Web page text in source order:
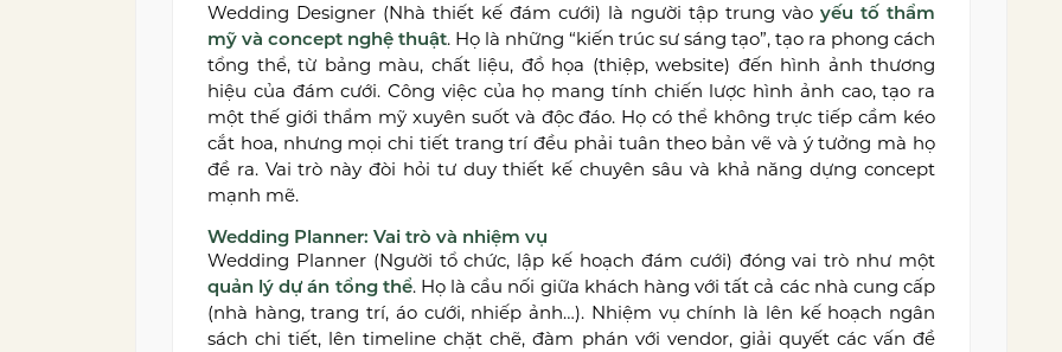
Wedding Designer (Nhà thiết kế đám cưới) là người tập trung vào yếu tố thẩm
mỹ và concept nghệ thuật. Họ là những “kiến trúc sư sáng tạo”, tạo ra phong cách
tổng thể, từ bảng màu, chất liệu, đồ họa (thiệp, website) đến hình ảnh thương
hiệu của đám cưới. Công việc của họ mang tính chiến lược hình ảnh cao, tạo ra
một thế giới thẩm mỹ xuyên suốt và độc đáo. Họ có thể không trực tiếp cầm kéo
cắt hoa, nhưng mọi chi tiết trang trí đều phải tuân theo bản vẽ và ý tưởng mà họ
đề ra. Vai trò này đòi hỏi tư duy thiết kế chuyên sâu và khả năng dựng concept
mạnh mẽ.
Wedding Planner: Vai trò và nhiệm vụ
Wedding Planner (Người tổ chức, lập kế hoạch đám cưới) đóng vai trò như một
quản lý dự án tổng thể. Họ là cầu nối giữa khách hàng với tất cả các nhà cung cấp
(nhà hàng, trang trí, áo cưới, nhiếp ảnh…). Nhiệm vụ chính là lên kế hoạch ngân
sách chi tiết, lên timeline chặt chẽ, đàm phán với vendor, giải quyết các vấn đề